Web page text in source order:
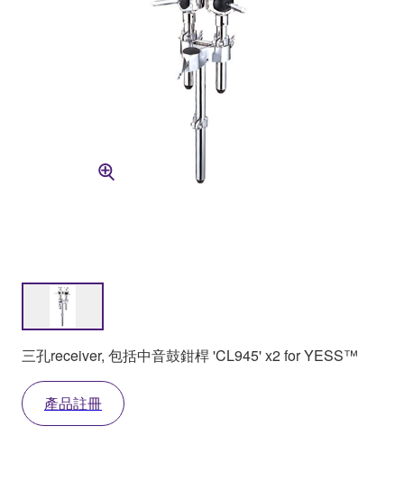
三孔receiver, 包括中音鼓鉗桿 'CL945' x2 for YESS™
產品註冊